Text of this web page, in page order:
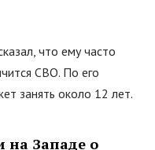
что ему часто
СВО. По его
занять около 12 лет.
на Западе о